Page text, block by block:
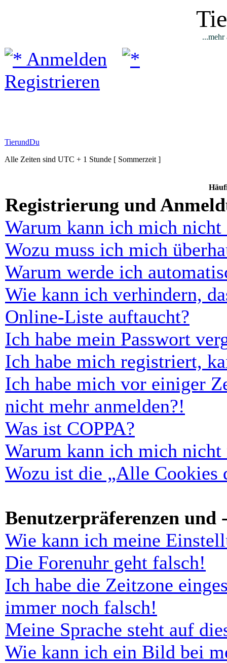
...mehr
Anmelden
Registrieren
TierundDu
Alle Zeiten sind UTC + 1 Stunde [ Sommerzeit ]
Registrierung und
Warum kann ich mich nicht
Wozu muss ich mich
Warum werde ich
Wie kann ich verhindern,
Online-Liste auftaucht?
Ich habe mein Passwort
Ich habe mich registriert,
Ich habe mich vor einiger
nicht mehr anmelden?!
Was ist COPPA?
Warum kann ich mich nicht
Wozu ist die „Alle Cookies
Benutzerpräferenzen und
Wie kann ich meine
Die Forenuhr geht falsch!
Ich habe die Zeitzone
immer noch falsch!
Meine Sprache steht auf
Wie kann ich ein Bild bei